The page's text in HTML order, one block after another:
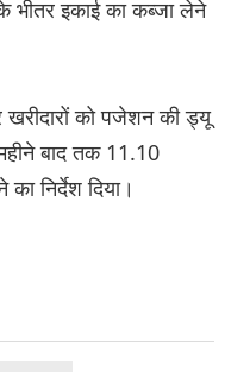
भीतर इकाई का कब्जा लेने
खरीदारों को पजेशन की ड्यू
बाद तक 11.10
निर्देश दिया।